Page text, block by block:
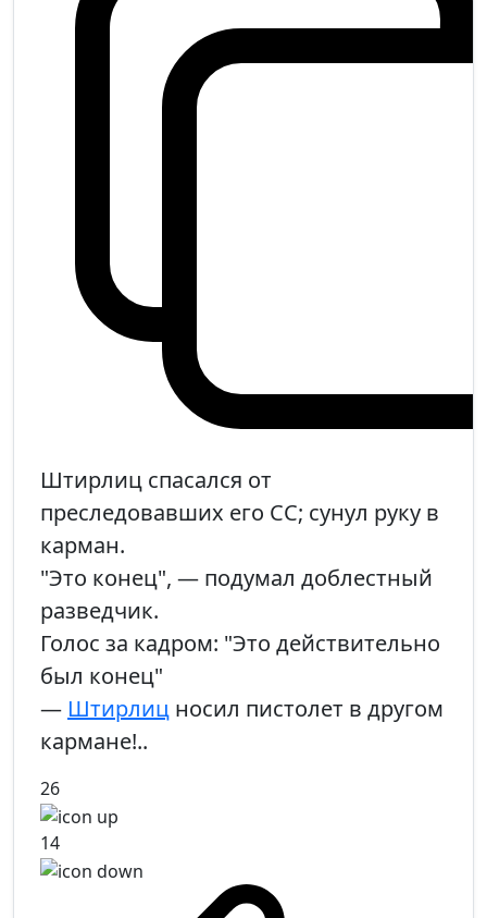
Штирлиц спасался от
преследовавших его СС; сунул руку в
карман.
"Это конец", — подумал доблестный
разведчик.
Голос за кадром: "Это действительно
был конец"
— Штирлиц носил пистолет в другом
кармане!..
26
14